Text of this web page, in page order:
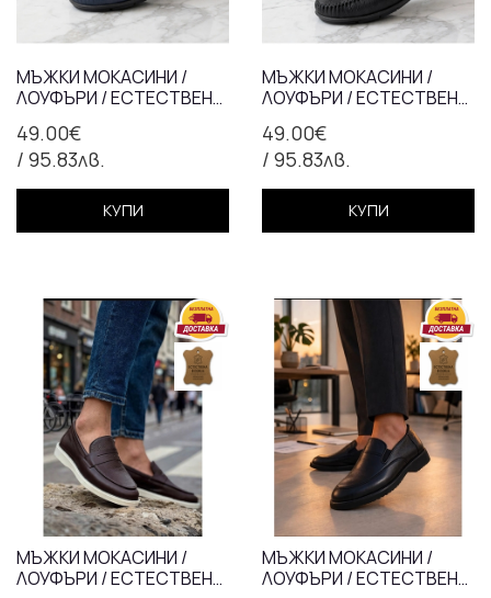
49.00€
/ 95.83лв.
МЪЖКИ МОКАСИНИ /
ЛОУФЪРИ / ЕСТЕСТВЕНА
КУПИ
49.00€
/ 95.83лв.
МЪЖКИ МОКАСИНИ /
ЛОУФЪРИ / ЕСТЕСТВЕНА
КУПИ
МЪЖКИ МОКАСИНИ /
ЛОУФЪРИ / ЕСТЕСТВЕНА
МЪЖКИ МОКАСИНИ /
ЛОУФЪРИ / ЕСТЕСТВЕНА